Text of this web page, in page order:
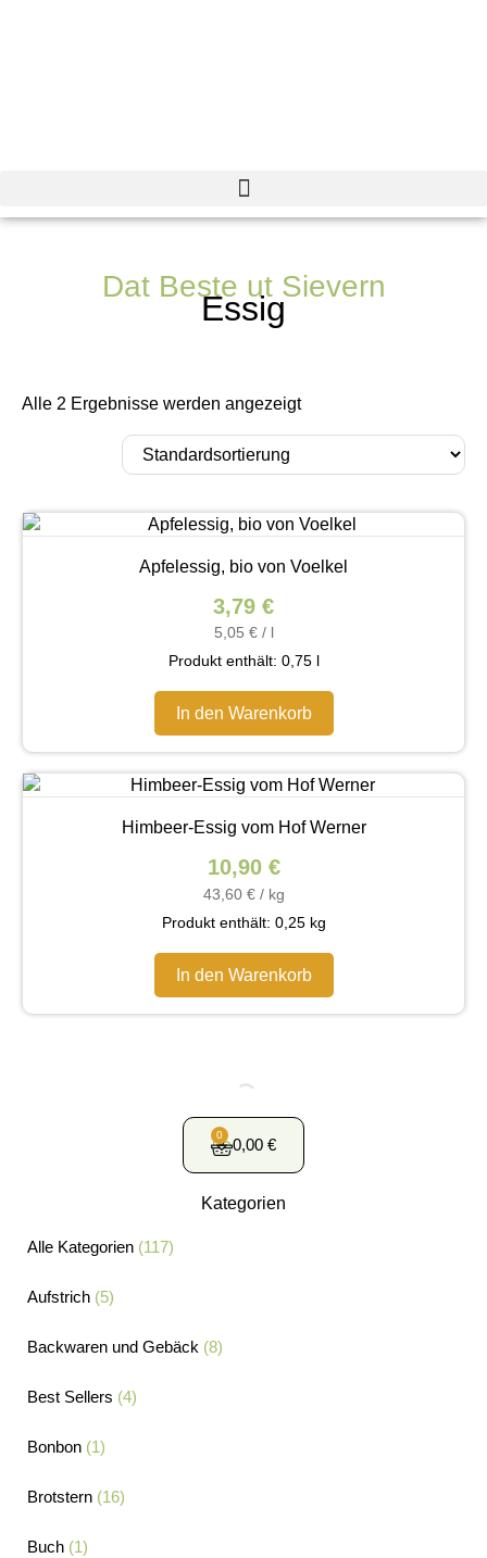
Dat Beste ut Sievern
Essig
Alle 2 Ergebnisse werden angezeigt
Apfelessig, bio von Voelkel
3,79 €
5,05 €/ l
Produkt enthält: 0,75 l
In den Warenkorb
Himbeer-Essig vom Hof Werner
10,90 €
43,60 €/ kg
Produkt enthält: 0,25 kg
In den Warenkorb
0,00 €
0
Kategorien
Alle Kategorien (117)
Aufstrich (5)
Backwaren und Gebäck (8)
Best Sellers (4)
Bonbon (1)
Brotstern (16)
Buch (1)